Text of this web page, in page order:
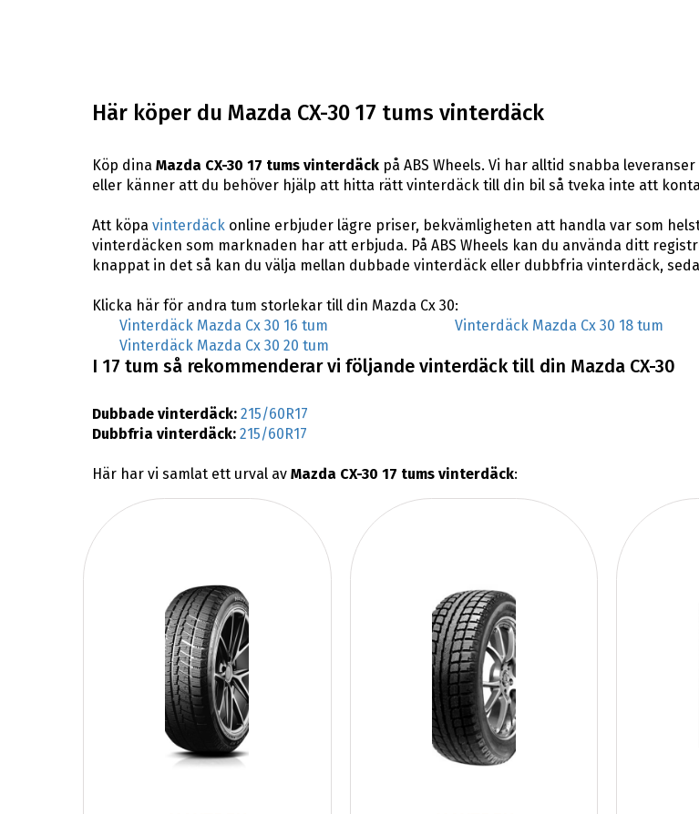
Här köper du Mazda CX-30 17 tums vinterdäck
Köp dina Mazda CX-30 17 tums vinterdäckpå ABS Wheels. Vi har alltid snabba
eller känner att du behöver hjälp att hitta rätt vinterdäck till din bil så tveka inte att
Att köpa vinterdäckonline erbjuder lägre priser, bekvämligheten att handla var som
vinterdäcken som marknaden har att erbjuda. På ABS Wheels kan du använda ditt
knappat in det så kan du välja mellan dubbade vinterdäck eller dubbfria vinterdäck,
Klicka här för andra tum storlekar till din Mazda Cx 30:
Vinterdäck Mazda Cx 30 16 tum
Vinterdäck Mazda Cx 30 18 tum
Vinterdäck Mazda Cx 30 20 tum
I 17 tum så rekommenderar vi följande vinterdäck till din Mazda CX-30
Dubbade vinterdäck: 215/60R17
Dubbfria vinterdäck: 215/60R17
Här har vi samlat ett urval av Mazda CX-30 17 tums vinterdäck: